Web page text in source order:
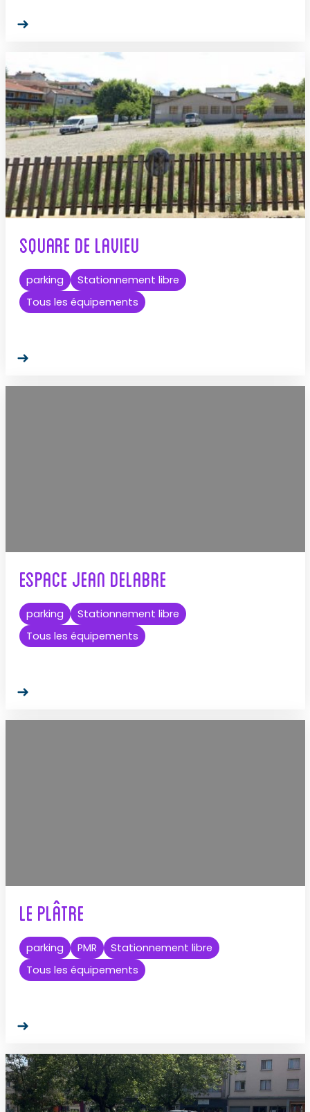
Square de Lavieu
parking
Stationnement libre
Tous les équipements
Espace Jean Delabre
parking
Stationnement libre
Tous les équipements
Le Plâtre
parking PMR
Stationnement libre
Tous les équipements